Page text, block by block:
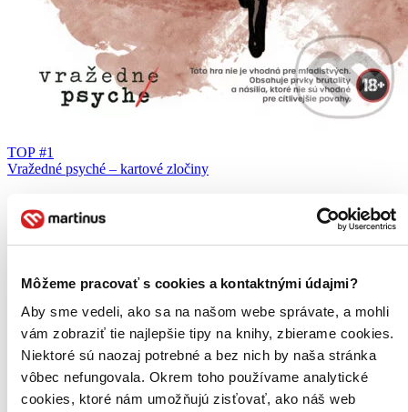
Môžeme pracovať s cookies a kontaktnými údajmi?
Aby sme vedeli, ako sa na našom webe správate, a mohli
vám zobraziť tie najlepšie tipy na knihy, zbierame cookies.
Niektoré sú naozaj potrebné a bez nich by naša stránka
vôbec nefungovala. Okrem toho používame analytické
cookies, ktoré nám umožňujú zisťovať, ako náš web
TOP #1
Vražedné psyché – kartové zločiny
Richard Mažonas
Dedukčná kartová hra inšpirovaná forenznou psychológiou a true
prípadov pre jednorazové zážitky. Ideálne pre fanúšikov detektívok
a logických hier.
18,90 €
Na sklade > 5 ks
Tento produkt sa môže na cestu ku vám vybrať prakticky
okamžite! Ak si ho objednáte do 13:00 v pracovný deň,